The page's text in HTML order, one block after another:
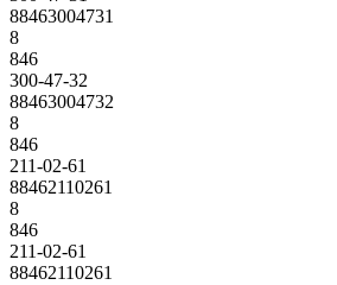
88463004731
8
846
300-47-32
88463004732
8
846
211-02-61
88462110261
8
846
211-02-61
88462110261